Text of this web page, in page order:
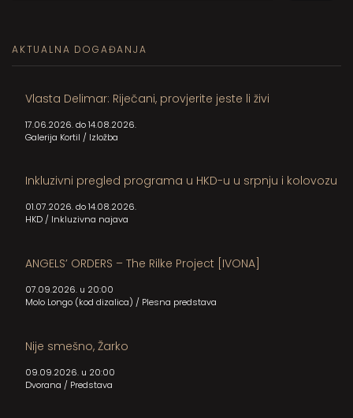
AKTUALNA DOGAĐANJA
Vlasta Delimar: Riječani, provjerite jeste li živi
17.06.2026. do 14.08.2026.
Galerija Kortil / Izložba
Inkluzivni pregled programa u HKD-u u srpnju i kolovozu
01.07.2026. do 14.08.2026.
HKD/ Inkluzivna najava
ANGELS’ ORDERS – The Rilke Project [IVONA]
07.09.2026. u 20:00
Molo Longo (kod dizalica) / Plesna predstava
Nije smešno, Žarko
09.09.2026. u 20:00
Dvorana / Predstava